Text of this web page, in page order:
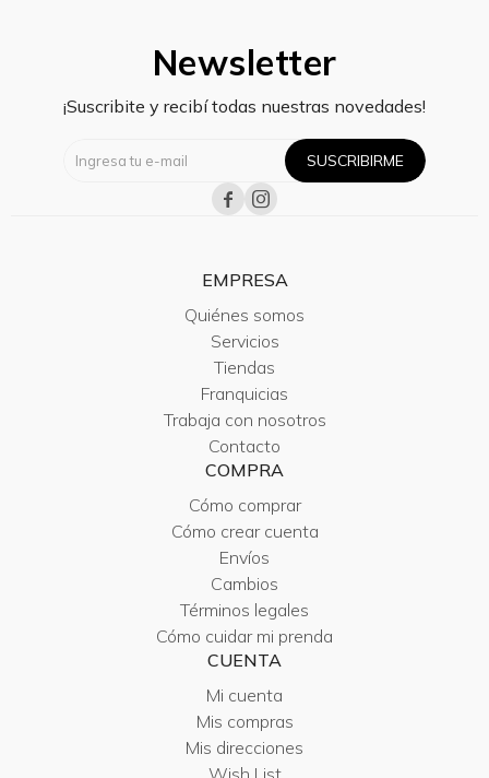
Newsletter
¡Suscribite y recibí todas nuestras novedades!
SUSCRIBIRME
 
EMPRESA
Quiénes somos
Servicios
Tiendas
Franquicias
Trabaja con nosotros
Contacto
COMPRA
Cómo comprar
Cómo crear cuenta
Envíos
Cambios
Términos legales
Cómo cuidar mi prenda
CUENTA
Mi cuenta
Mis compras
Mis direcciones